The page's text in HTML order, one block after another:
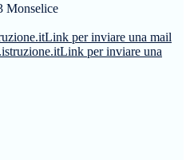
Monselice
Link per inviare una mail
Link per inviare una